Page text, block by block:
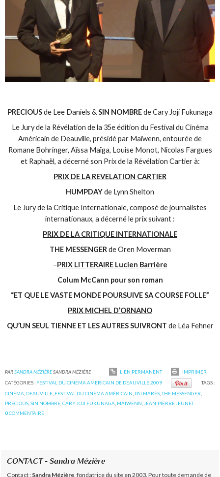
PRECIOUSde Lee Daniels &SIN NOMBREde Cary Joji Fukunaga
Le Jury de la Révélation de la 35e édition du Festival du Cinéma
Américain de Deauville, présidé par Maïwenn, entourée de
Romane Bohringer, Aïssa Maïga, Louise Monot, Nicolas Fargues
et Raphaël, a décerné son Prix de la Révélation Cartier à:
PRIX DE LA REVELATION CARTIER
HUMPDAYde Lynn Shelton
Le Jury de la Critique Internationale, composé de journalistes
internationaux, a décerné le prix suivant :
PRIX DE LA CRITIQUE INTERNATIONALE
THE MESSENGERde Oren Moverman
–PRIX LITTERAIRE Lucien Barrière
Colum McCann pour son roman
“ET QUE LE VASTE MONDE POURSUIVE SA COURSE FOLLE”
PRIX MICHEL D’ORNANO
QU’UN SEUL TIENNE ET LES AUTRES SUIVRONT de Léa Fehner
PARSANDRA MÉZIÈRESANDRA MÉZIÈRE LIEN PERMANENT
IMPRIMER
CATÉGORIES : FESTIVAL DU CINEMA AMERICAIN DE DEAUVILLE 2009
TAGS :
CINÉMA DEAUVILLE FESTIVAL DU CINÉMA AMÉRICAIN PALMARÈS ,THE MESSENGER
PRECIOUS ,SIN NOMBRE ,CARY JOJI FUKUNAGA MAÏWENN JEAN-PIERRE JEUNET
0COMMENTAIRE
CONTACT - Sandra Mézière
Contact : Sandra Mézière , fondatrice du site en 2003. Pour toute demande de